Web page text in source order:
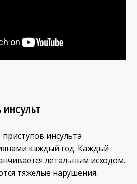
инсульта
каждый год. Каждый
летальным исходом.
тяжелые нарушения.